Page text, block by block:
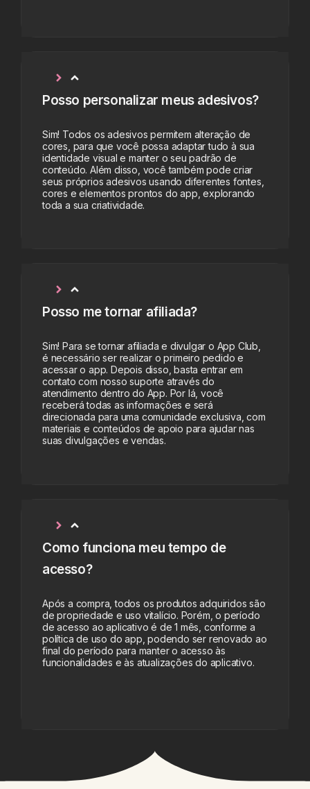
Posso personalizar meus adesivos?
Sim! Todos os adesivos permitem alteração de
cores, para que você possa adaptar tudo à sua
identidade visual e manter o seu padrão de
conteúdo. Além disso, você também pode criar
seus próprios adesivos usando diferentes fontes,
cores e elementos prontos do app, explorando
toda a sua criatividade.
Posso me tornar afiliada?
Sim! Para se tornar afiliada e divulgar o App Club,
é necessário ser realizar o primeiro pedido e
acessar o app. Depois disso, basta entrar em
contato com nosso suporte através do
atendimento dentro do App. Por lá, você
receberá todas as informações e será
direcionada para uma comunidade exclusiva, com
materiais e conteúdos de apoio para ajudar nas
suas divulgações e vendas.
Como funciona meu tempo de
acesso?
Após a compra, todos os produtos adquiridos são
de propriedade e uso vitalício. Porém, o período
de acesso ao aplicativo é de 1 mês, conforme a
política de uso do app, podendo ser renovado ao
final do período para manter o acesso às
funcionalidades e às atualizações do aplicativo.